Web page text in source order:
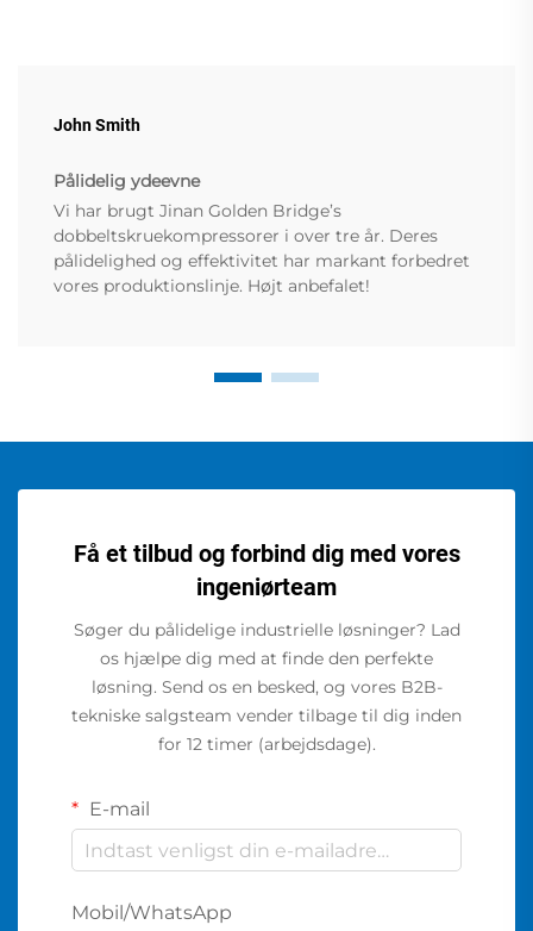
John Smith
Pålidelig ydeevne
Vi har brugt Jinan Golden Bridge’s
dobbeltskruekompressorer i over tre år. Deres
pålidelighed og effektivitet har markant forbedret
vores produktionslinje. Højt anbefalet!
Få et tilbud og forbind dig med vores
ingeniørteam
Søger du pålidelige industrielle løsninger? Lad
os hjælpe dig med at finde den perfekte
løsning. Send os en besked, og vores B2B-
tekniske salgsteam vender tilbage til dig inden
for 12 timer (arbejdsdage).
E-mail
Mobil/WhatsApp